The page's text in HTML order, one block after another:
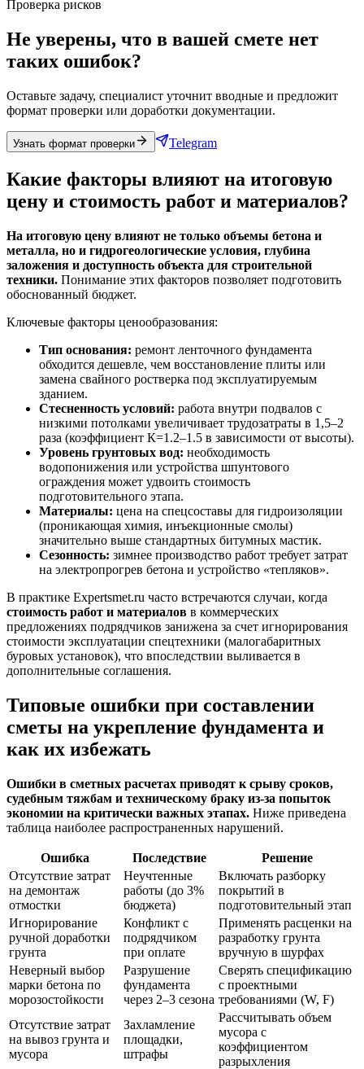
Проверка рисков
Не уверены, что в вашей смете нет
таких ошибок?
Оставьте задачу, специалист уточнит вводные и предложит
формат проверки или доработки документации.
Узнать формат проверки Telegram
Какие факторы влияют на итоговую
цену и стоимость работ и материалов?
На итоговую цену влияют не только объемы бетона и
металла, но и гидрогеологические условия, глубина
заложения и доступность объекта для строительной
техники. Понимание этих факторов позволяет подготовить
обоснованный бюджет.
Ключевые факторы ценообразования:
Тип основания: ремонт ленточного фундамента
обходится дешевле, чем восстановление плиты или
замена свайного ростверка под эксплуатируемым
зданием.
Стесненность условий: работа внутри подвалов с
низкими потолками увеличивает трудозатраты в 1,5–2
раза (коэффициент К=1.2–1.5 в зависимости от высоты).
Уровень грунтовых вод: необходимость
водопонижения или устройства шпунтового
ограждения может удвоить стоимость
подготовительного этапа.
Материалы: цена на спецсоставы для гидроизоляции
(проникающая химия, инъекционные смолы)
значительно выше стандартных битумных мастик.
Сезонность: зимнее производство работ требует затрат
на электропрогрев бетона и устройство «тепляков».
В практике Expertsmet.ru часто встречаются случаи, когда
стоимость работ и материалов в коммерческих
предложениях подрядчиков занижена за счет игнорирования
стоимости эксплуатации спецтехники (малогабаритных
буровых установок), что впоследствии выливается в
дополнительные соглашения.
Типовые ошибки при составлении
сметы на укрепление фундамента и
как их избежать
Ошибки в сметных расчетах приводят к срыву сроков,
судебным тяжбам и техническому браку из-за попыток
экономии на критически важных этапах. Ниже приведена
таблица наиболее распространенных нарушений.
Ошибка Последствие
Решение
Отсутствие затрат
на демонтаж
отмостки
Неучтенные
работы (до 3%
бюджета)
Включать разборку
покрытий в
подготовительный этап
Игнорирование
ручной доработки
грунта
Конфликт с
подрядчиком
при оплате
Применять расценки на
разработку грунта
вручную в шурфах
Неверный выбор
марки бетона по
морозостойкости
Разрушение
фундамента
через 2–3 сезона
Сверять спецификацию
с проектными
требованиями (W, F)
Отсутствие затрат
на вывоз грунта и
мусора
Захламление
площадки,
штрафы
Рассчитывать объем
мусора с
коэффициентом
разрыхления